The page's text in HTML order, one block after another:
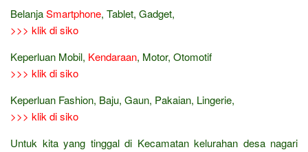
BelanjaSmartphone, Tablet, Gadget,
>>> klik di siko
Keperluan Mobil, Kendaraan, Motor, Otomotif
>>> klik di siko
Keperluan Fashion, Baju, Gaun, Pakaian, Lingerie,
>>> klik di siko
Untuk kita yang tinggal di Kecamatan kelurahan desa nagari